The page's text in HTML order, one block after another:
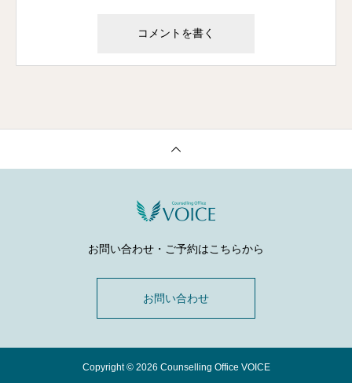
お問い合わせ・ご予約はこちらから
お問い合わせ
Copyright © 2026 Counselling Office VOICE